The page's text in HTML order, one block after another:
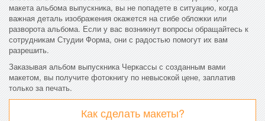
макета альбома выпускника, вы не попадете в ситуацию, когда
важная деталь изображения окажется на сгибе обложки или
разворота альбома. Если у вас возникнут вопросы обращайтесь к
сотрудникам Студии Форма, они с радостью помогут их вам
разрешить.
Заказывая альбом выпускника Черкассы с созданным вами
макетом, вы получите фотокнигу по невысокой цене, заплатив
только за печать.
Как сделать макеты?